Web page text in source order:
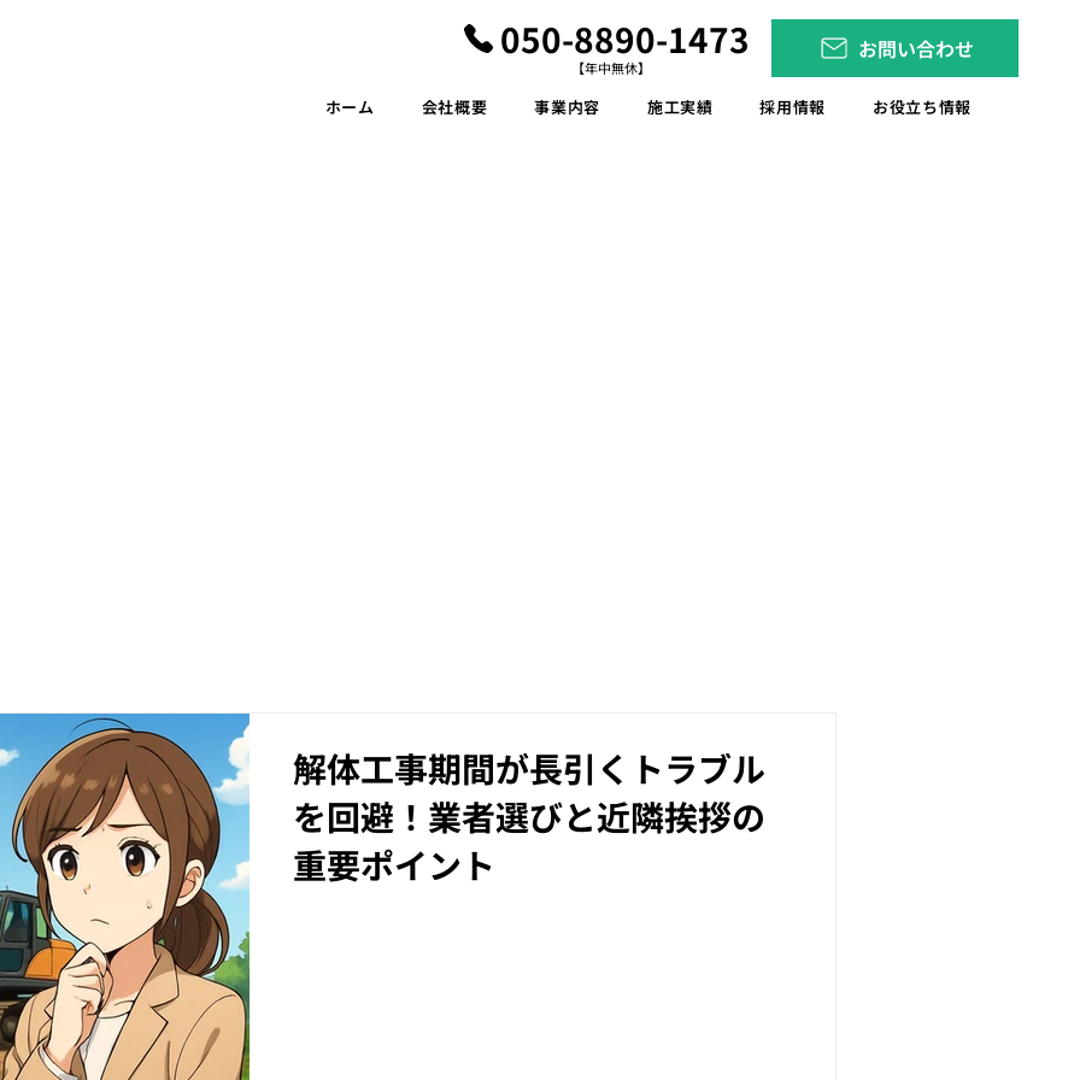
050-8890-1473
【年中無休】
お問い合わせ
ホーム 会社概要 事業内容 施工実績 採用情報 お役立ち情報
解体工事期間が長引くトラブル
を回避！業者選びと近隣挨拶の
重要ポイント